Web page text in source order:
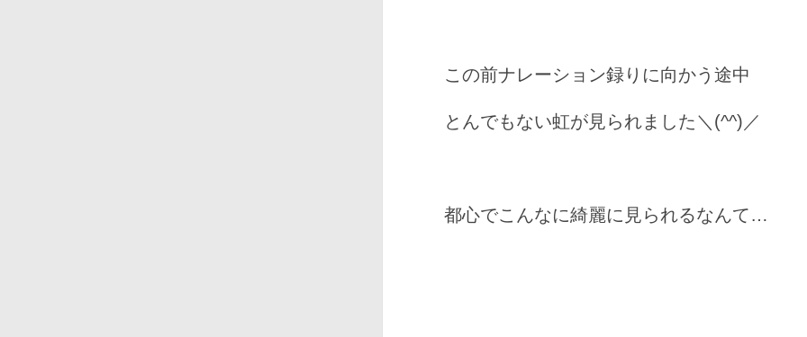
この前ナレーション録りに向かう途中
とんでもない虹が見られました＼(^^)／
都心でこんなに綺麗に見られるなんて…